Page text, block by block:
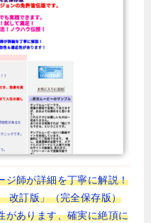
師が詳細を丁寧に解説！
改訂版」（完全保存版）
があります、確実に絶頂に